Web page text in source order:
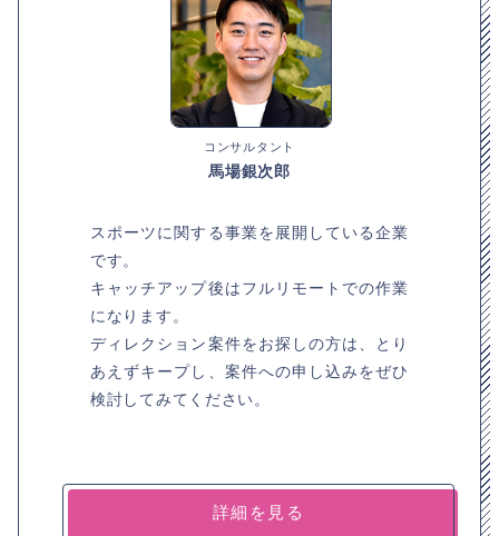
コンサルタント
馬場銀次郎
スポーツに関する事業を展開している企業
です。
キャッチアップ後はフルリモートでの作業
になります。
ディレクション案件をお探しの方は、とり
あえずキープし、案件への申し込みをぜひ
検討してみてください。
詳細を見る